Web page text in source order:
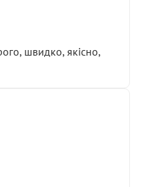
швидко, якісно,